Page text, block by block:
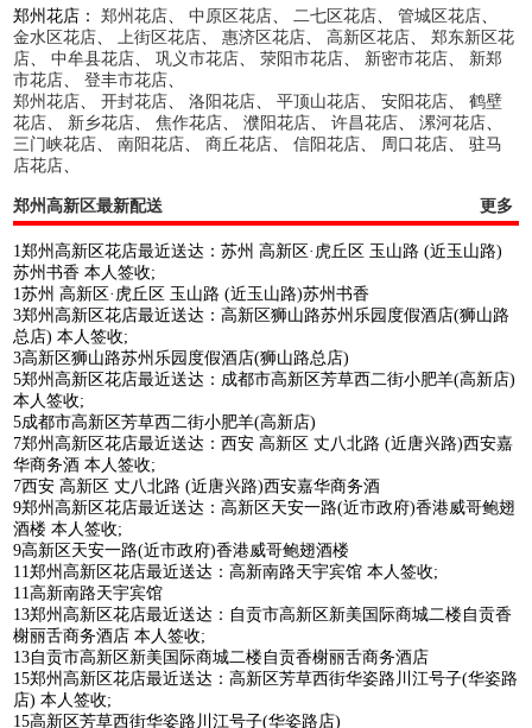
郑州花店：郑州花店、中原区花店、二七区花店、管城区花店、
金水区花店、上街区花店、惠济区花店、高新区花店、郑东新区花
店、中牟县花店、巩义市花店、荥阳市花店、 新密市花店、 新郑
市花店、登丰市花店、
郑州花店、开封花店、洛阳花店、平顶山花店、安阳花店、鹤壁
花店、 新乡花店、焦作花店、濮阳花店、许昌花店、漯河花店、
三门峡花店、南阳花店、商丘花店、信阳花店、 周口花店、驻马
店花店、
郑州高新区最新配送 更多
1郑州高新区花店最近送达：苏州 高新区·虎丘区 玉山路 (近玉山路)
苏州书香 本人签收;
1苏州 高新区·虎丘区 玉山路 (近玉山路)苏州书香
3郑州高新区花店最近送达：高新区狮山路苏州乐园度假酒店(狮山路
总店) 本人签收;
3高新区狮山路苏州乐园度假酒店(狮山路总店)
5郑州高新区花店最近送达：成都市高新区芳草西二街小肥羊(高新店)
本人签收;
5成都市高新区芳草西二街小肥羊(高新店)
7郑州高新区花店最近送达：西安 高新区 丈八北路 (近唐兴路)西安嘉
华商务酒 本人签收;
7西安 高新区 丈八北路 (近唐兴路)西安嘉华商务酒
9郑州高新区花店最近送达：高新区天安一路(近市政府)香港威哥鲍翅
酒楼 本人签收;
9高新区天安一路(近市政府)香港威哥鲍翅酒楼
11郑州高新区花店最近送达：高新南路天宇宾馆 本人签收;
11高新南路天宇宾馆
13郑州高新区花店最近送达：自贡市高新区新美国际商城二楼自贡香
榭丽舌商务酒店 本人签收;
13自贡市高新区新美国际商城二楼自贡香榭丽舌商务酒店
15郑州高新区花店最近送达：高新区芳草西街华姿路川江号子(华姿路
店) 本人签收;
15高新区芳草西街华姿路川江号子(华姿路店)